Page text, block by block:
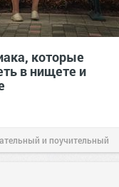
которые
в нищете и
и поучительный